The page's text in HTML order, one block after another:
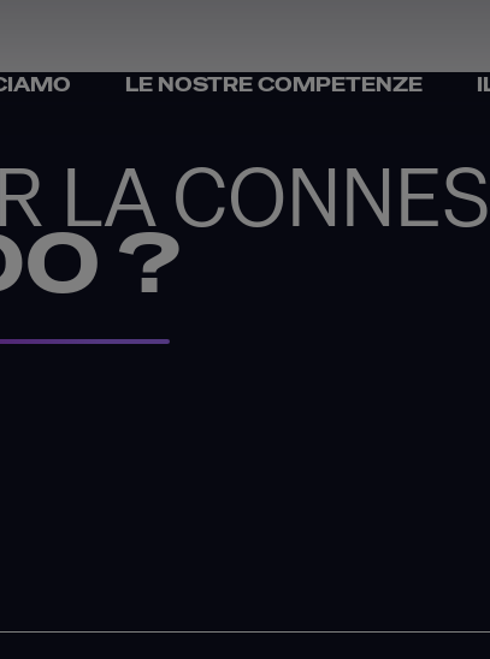
LE NOSTRE COMPETENZE
LA
?